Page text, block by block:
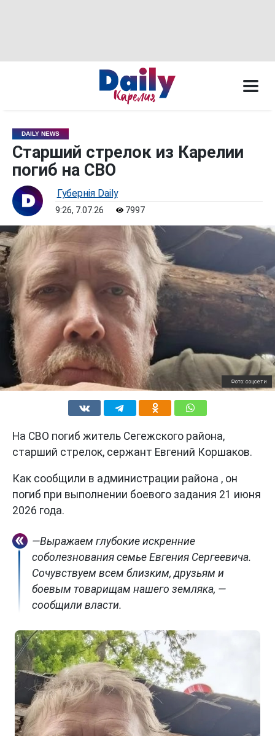
DAILY NEWS
Старший стрелок из Карелии
погиб на СВО
Губернiя Daily
9:26, 7.07.26 7997
Фото: соцсети
На СВО погиб житель Сегежского района,
старший стрелок, сержант Евгений Коршаков.
Как сообщили в администрации района , он
погиб при выполнении боевого задания 21 июня
2026 года.
—Выражаем глубокие искренние
соболезнования семье Евгения Сергеевича.
Сочувствуем всем близким, друзьям и
боевым товарищам нашего земляка, —
сообщили власти.